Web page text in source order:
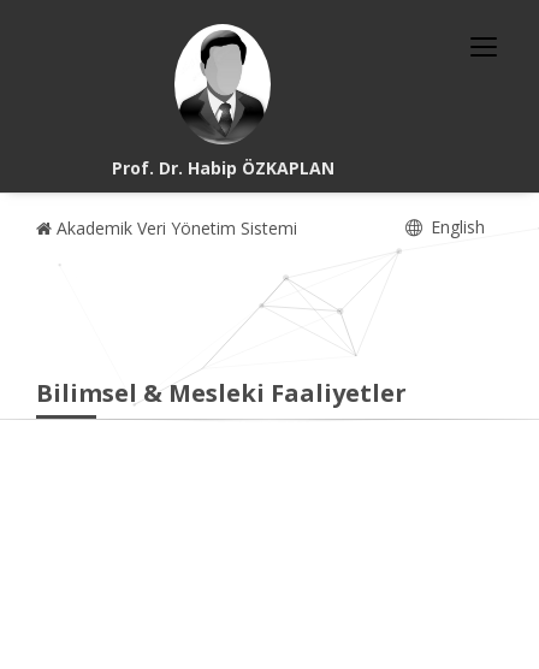
Prof. Dr. Habip ÖZKAPLAN
Akademik Veri Yönetim Sistemi English
Bilimsel & Mesleki Faaliyetler